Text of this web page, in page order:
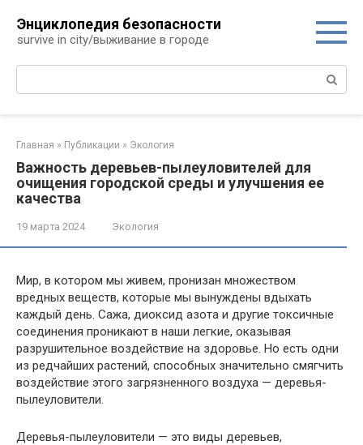
контенту
Энциклопедия безопасности
survive in city/выживание в городе
Поиск:
Главная » Публикации » Экология
Важность деревьев-пылеуловителей для
очищения городской среды и улучшения ее
качества
19 марта 2024 Экология
Мир, в котором мы живем, пронизан множеством
вредных веществ, которые мы вынуждены вдыхать
каждый день. Сажа, диоксид азота и другие токсичные
соединения проникают в наши легкие, оказывая
разрушительное воздействие на здоровье. Но есть одни
из редчайших растений, способных значительно смягчить
воздействие этого загрязненного воздуха — деревья-
пылеуловители.
Деревья-пылеуловители — это виды деревьев,